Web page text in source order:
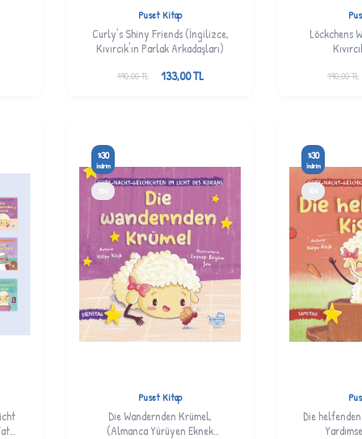
Puset Kitap
Curly’s Shiny Friends (İngilizce,
Kıvırcık'ın Parlak Arkadaşları)
190,00TL 133,00TL
Löckchens
190,00TL
%30
İndirim
Puset Kitap
Die Wandernden Krümel,
(Almanca Yürüyen Eknek
%30
İndirim
Die